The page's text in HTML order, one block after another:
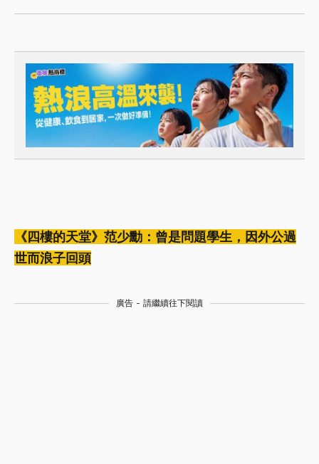
《四樓的天堂》范少勳：曾是問題學生，因外公過
世而浪子回頭
廣告 - 請繼續往下閱讀